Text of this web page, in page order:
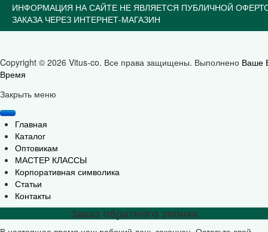
ИНФОРМАЦИЯ НА САЙТЕ НЕ ЯВЛЯЕТСЯ ПУБЛИЧНОЙ
ЗАКАЗА ЧЕРЕЗ ИНТЕРНЕТ-МАГАЗИН
Copyright © 2026 Vitus-co. Все права защищены. Выполнено Ваше
Время
Закрыть меню
Главная
Каталог
Оптовикам
МАСТЕР КЛАССЫ
Корпоративная символика
Статьи
Контакты
Заказ обратного звонка